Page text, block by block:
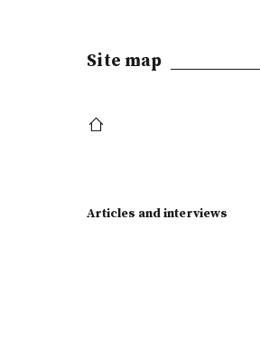
Site map
Articles and interviews